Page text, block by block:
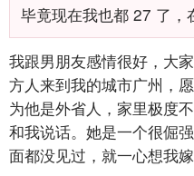
毕竟现在我也都 27 了，
我跟男朋友感情很好，大
方人来到我的城市广州，
为他是外省人，家里极度
和我说话。她是一个很倔
面都没见过，就一心想我